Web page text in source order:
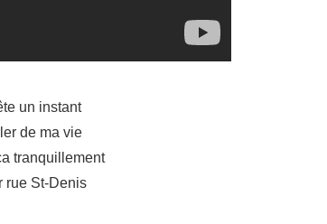
un instant
de ma vie
tranquillement
rue St-Denis